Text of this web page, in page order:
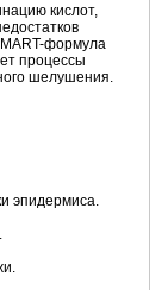
кислот,
формула
процессы
шелушения.
эпидермиса.